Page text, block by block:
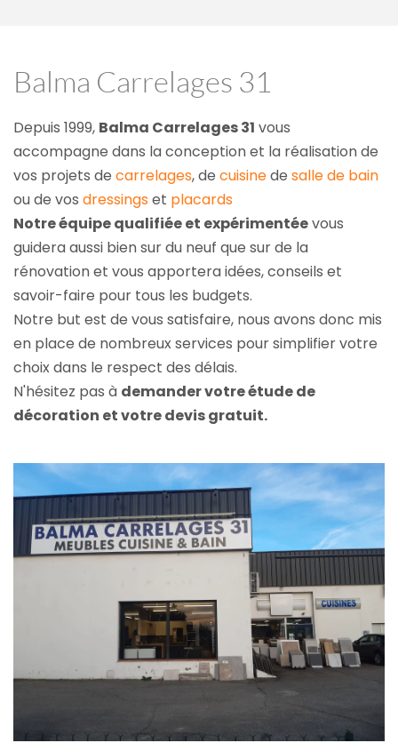
Balma Carrelages 31
Depuis 1999, Balma Carrelages 31 vous
accompagne dans la conception et la réalisation de
vos projets de carrelages, de cuisine de salle de bain
ou de vos dressings et placards
Notre équipe qualifiée et expérimentée vous
guidera aussi bien sur du neuf que sur de la
rénovation et vous apportera idées, conseils et
savoir-faire pour tous les budgets.
Notre but est de vous satisfaire, nous avons donc mis
en place de nombreux services pour simplifier votre
choix dans le respect des délais.
N'hésitez pas à demander votre étude de
décoration et votre devis gratuit.